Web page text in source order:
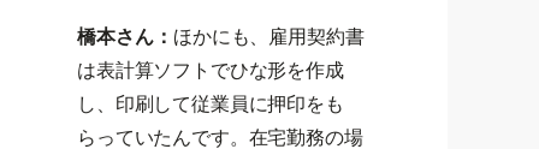
橋本さん： ほかにも、雇用契約書
は表計算ソフトでひな形を作成
し、印刷して従業員に押印をも
らっていたんです。在宅勤務の場